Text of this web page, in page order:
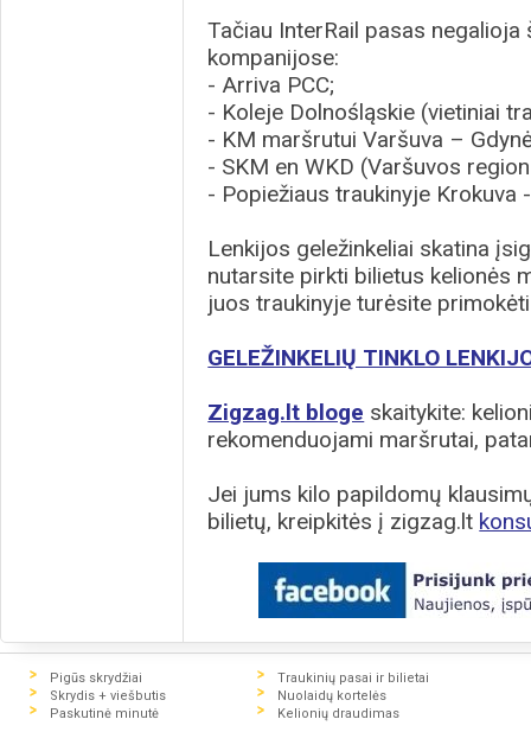
Tačiau InterRail pasas
kompanijose:
- Arriva PCC;
- Koleje Dolnośląskie (vietiniai
- KM maršrutui Varšuva –
- SKM en WKD (Varšuvos
- Popiežiaus traukinyje Krokuva
Lenkijos geležinkeliai skatina
nutarsite pirkti bilietus kelionės
juos traukinyje turėsite
GELEŽINKELIŲ TINKLO
Zigzag.lt bloge skaitykite:
rekomenduojami maršrutai,
Jei jums kilo papildomų
bilietų, kreipkitės į zigzag.lt
Pigūs skrydžiai
Skrydis + viešbutis
Paskutinė minutė
Traukinių pasai ir bilietai
Nuolaidų kortelės
Kelionių draudimas